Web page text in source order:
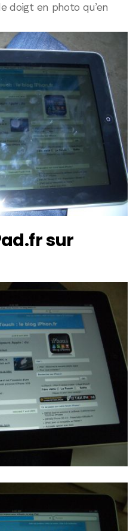
doigt en photo qu’en
sur